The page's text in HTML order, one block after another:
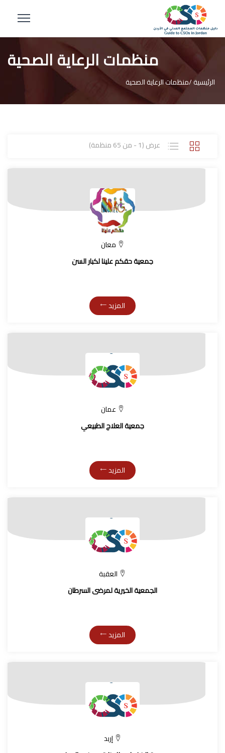
منظمات الرعاية الصحية
الرئيسية /منظمات الرعاية الصحية
عرض (1 - من 65 منظمة)
معان
جمعية حقكم علينا لكبار السن
المزيد
عمان
جمعية العلاج الطبيعي
المزيد
العقبة
الجمعية الخيرية لمرضى السرطان
المزيد
إربد